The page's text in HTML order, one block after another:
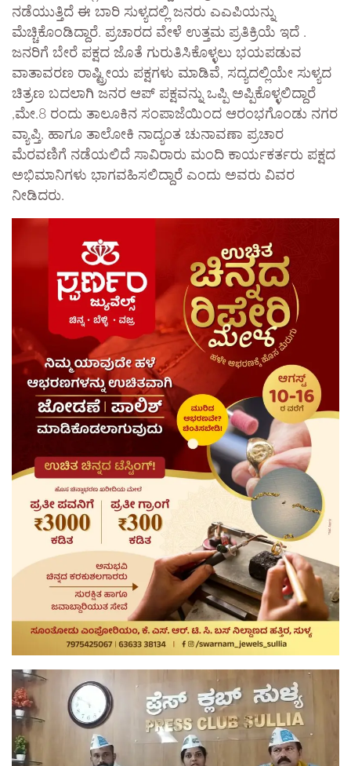
ನಡೆಯುತ್ತಿದೆ ಈ ಬಾರಿ ಸುಳ್ಯದಲ್ಲಿ ಜನರು ಎಎಪಿಯನ್ನು
ಮೆಚ್ಚಿಕೊಂಡಿದ್ದಾರೆ. ಪ್ರಚಾರದ ವೇಳೆ ಉತ್ತಮ ಪ್ರತಿಕ್ರಿಯೆ ಇದೆ .
ಜನರಿಗೆ ಬೇರೆ ಪಕ್ಷದ ಜೊತೆ ಗುರುತಿಸಿಕೊಳ್ಳಲು ಭಯಪಡುವ
ವಾತಾವರಣ ರಾಷ್ಟ್ರೀಯ ಪಕ್ಷಗಳು ಮಾಡಿವೆ, ಸದ್ಯದಲ್ಲಿಯೇ ಸುಳ್ಯದ
ಚಿತ್ರಣ ಬದಲಾಗಿ ಜನರ ಆಪ್ ಪಕ್ಷವನ್ನು ಒಪ್ಪಿ ಅಪ್ಪಿಕೊಳ್ಳಲಿದ್ದಾರೆ
,ಮೇ.8 ರಂದು ತಾಲೂಕಿನ ಸಂಪಾಜೆಯಿಂದ ಆರಂಭಗೊಂಡು ನಗರ
ವ್ಯಾಪ್ತಿ, ಹಾಗೂ ತಾಲೋಕಿ ನಾದ್ಯಂತ ಚುನಾವಣಾ ಪ್ರಚಾರ
ಮೆರವಣಿಗೆ ನಡೆಯಲಿದೆ ಸಾವಿರಾರು ಮಂದಿ ಕಾರ್ಯಕರ್ತರು ಪಕ್ಷದ
ಅಭಿಮಾನಿಗಳು ಭಾಗವಹಿಸಲಿದ್ದಾರೆ ಎಂದು ಅವರು ವಿವರ
ನೀಡಿದರು.